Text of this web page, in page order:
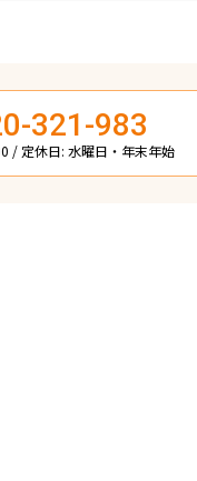
321-983
/ 定休日: 水曜日・年末年始